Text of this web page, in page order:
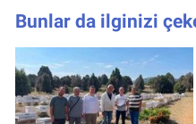
Bunlar da ilginizi